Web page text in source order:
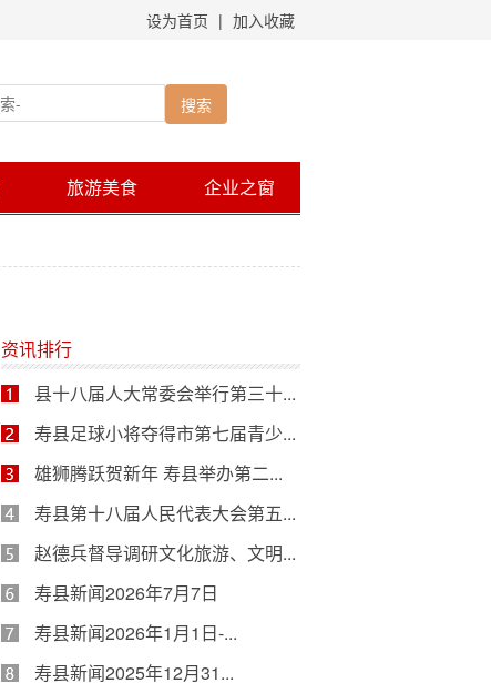
设为首页 | 加入收藏
旅游美食 企业之窗
资讯排行
县十八届人大常委会举行第三十...
寿县足球小将夺得市第七届青少...
雄狮腾跃贺新年 寿县举办第二...
寿县第十八届人民代表大会第五...
赵德兵督导调研文化旅游、文明...
寿县新闻2026年7月7日
寿县新闻2026年1月1日-...
寿县新闻2025年12月31...